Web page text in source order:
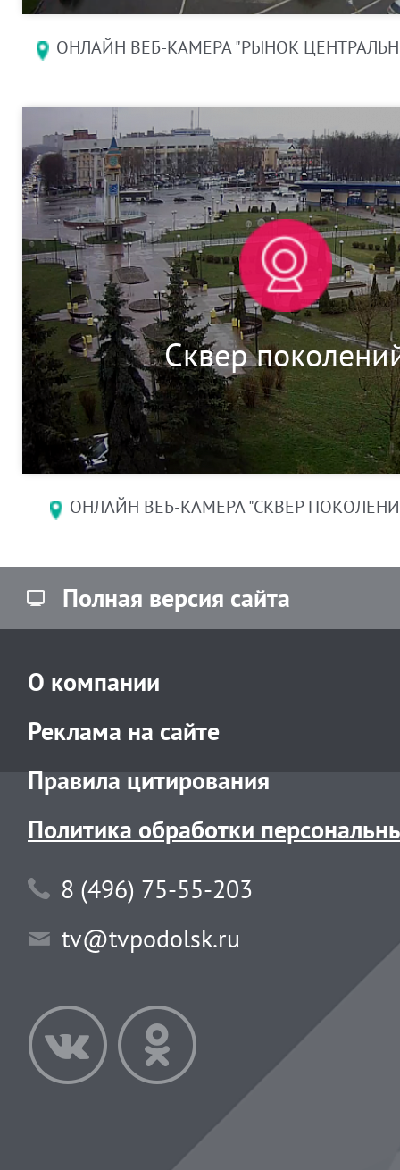
ОНЛАЙН ВЕБ-КАМЕРА "РЫНОК
Сквер
ОНЛАЙН ВЕБ-КАМЕРА "СКВЕР
Полная версия сайта
О компании
Реклама на сайте
Правила цитирования
Политика обработки
8 (496) 75-55-203
tv@tvpodolsk.ru